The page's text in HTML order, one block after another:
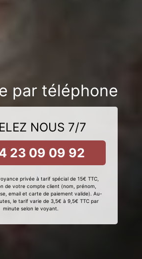
par téléphone
NOUS 7/7
23 09 09 92
privée à tarif spécial de 15€ TTC,
de votre compte client (nom, prénom,
email et carte de paiement valide). Au-
le tarif varie de 3,5€ à 9,5€ TTC par
minute selon le voyant.